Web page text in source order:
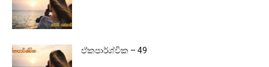
ඒකපාර්ශ්වික – 49